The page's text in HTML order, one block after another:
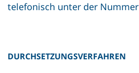
telefonisch unter der Nummer
DURCHSETZUNGSVERFAHREN